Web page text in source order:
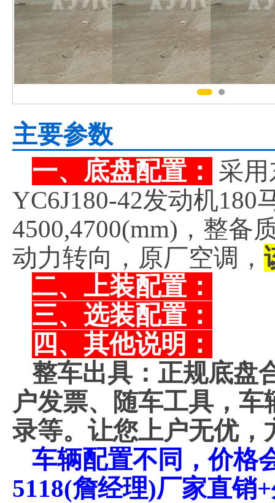
主要参数
一、底盘配置：
采用
YC6J180-42发动机
4500,4700(mm)，整备
动力转向，原厂空调，
二、上装配置：
三、选装配置：
四、其他说明：
整车出具：正规底盘
户发票、随车工具，
录等。让您上户无优，
车辆配置不同，价格
5118(詹经理)厂家直销